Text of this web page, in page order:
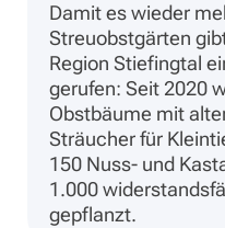
Damit es wieder
Streuobstgärten
Region Stiefingtal
gerufen: Seit 2020
Obstbäume mit
Sträucher für
150 Nuss- und
1.000
gepflanzt.